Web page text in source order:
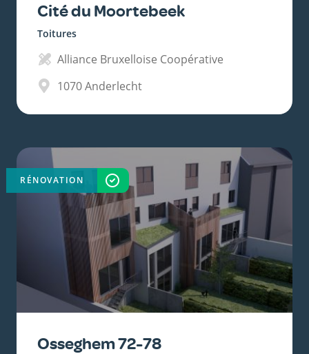
Cité du Moortebeek
Toitures
Alliance Bruxelloise Coopérative
1070Anderlecht
Osseghem 72-78
RÉNOVATION TERMINÉ